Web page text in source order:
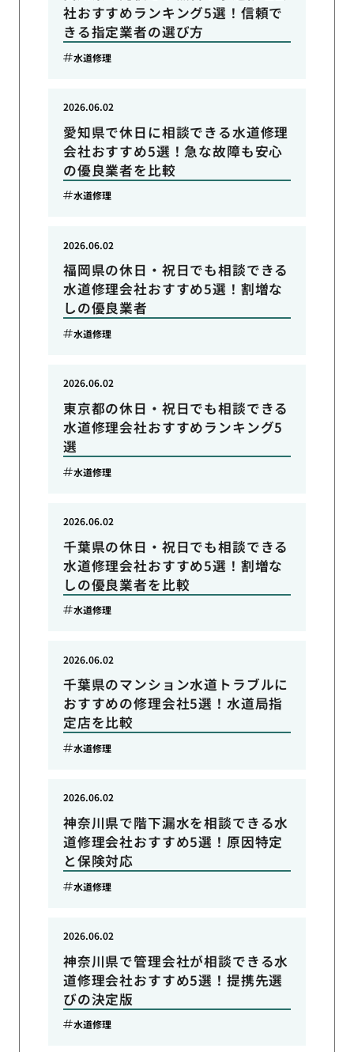
社おすすめランキング5選！信頼で
きる指定業者の選び方
水道修理
愛知県で休日に相談できる水道修理
会社おすすめ5選！急な故障も安心
の優良業者を比較
2026.06.02
水道修理
福岡県の休日・祝日でも相談できる
水道修理会社おすすめ5選！割増な
しの優良業者
2026.06.02
水道修理
東京都の休日・祝日でも相談できる
水道修理会社おすすめランキング5
選
2026.06.02
水道修理
千葉県の休日・祝日でも相談できる
水道修理会社おすすめ5選！割増な
しの優良業者を比較
2026.06.02
水道修理
千葉県のマンション水道トラブルに
おすすめの修理会社5選！水道局指
定店を比較
2026.06.02
水道修理
神奈川県で階下漏水を相談できる水
道修理会社おすすめ5選！原因特定
と保険対応
2026.06.02
水道修理
神奈川県で管理会社が相談できる水
道修理会社おすすめ5選！提携先選
びの決定版
2026.06.02
水道修理